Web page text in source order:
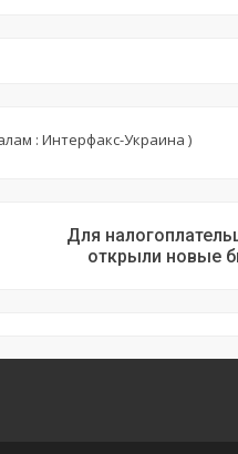
: Интерфакс-Украина )
Для
открыли новые